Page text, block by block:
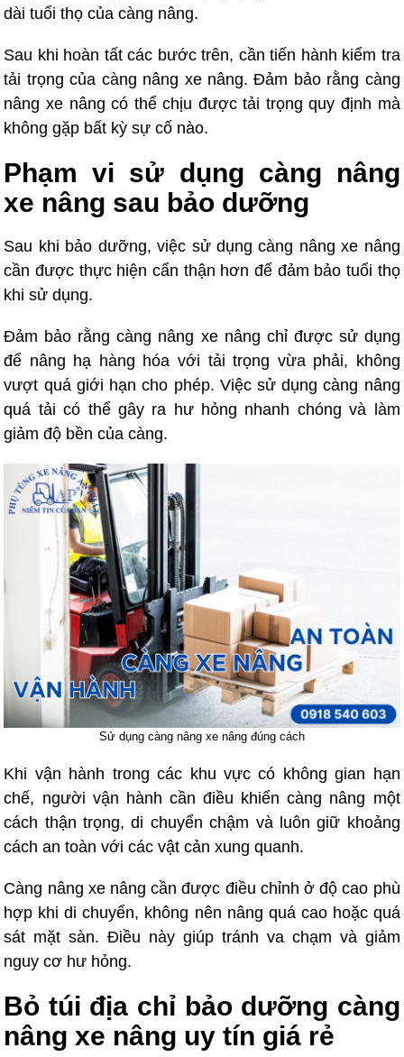
dài tuổi thọ của càng nâng.
Sau khi hoàn tất các bước trên, cần tiến hành kiểm tra
tải trọng của càng nâng xe nâng. Đảm bảo rằng càng
nâng xe nâng có thể chịu được tải trọng quy định mà
không gặp bất kỳ sự cố nào.
Phạm vi sử dụng càng nâng
xe nâng sau bảo dưỡng
Sau khi bảo dưỡng, việc sử dụng càng nâng xe nâng
cần được thực hiện cẩn thận hơn để đảm bảo tuổi thọ
khi sử dụng.
Đảm bảo rằng càng nâng xe nâng chỉ được sử dụng
để nâng hạ hàng hóa với tải trọng vừa phải, không
vượt quá giới hạn cho phép. Việc sử dụng càng nâng
quá tải có thể gây ra hư hỏng nhanh chóng và làm
giảm độ bền của càng.
Sử dụng càng nâng xe nâng đúng cách
Khi vận hành trong các khu vực có không gian hạn
chế, người vận hành cần điều khiển càng nâng một
cách thận trọng, di chuyển chậm và luôn giữ khoảng
cách an toàn với các vật cản xung quanh.
Càng nâng xe nâng cần được điều chỉnh ở độ cao phù
hợp khi di chuyển, không nên nâng quá cao hoặc quá
sát mặt sàn. Điều này giúp tránh va chạm và giảm
nguy cơ hư hỏng.
Bỏ túi địa chỉ bảo dưỡng càng
nâng xe nâng uy tín giá rẻ